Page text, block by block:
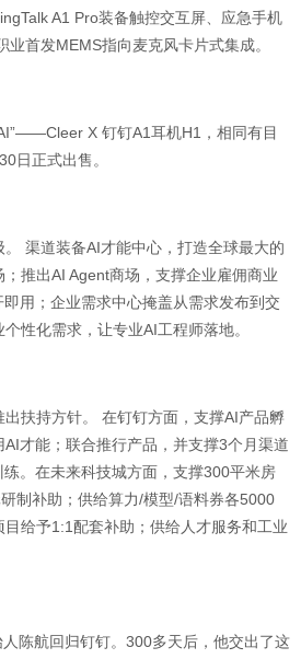
A1 Pro装备触控交互屏、应急手机
首发MEMS指向麦克风卡片式集成。
X 钉钉A1耳机H1，相同有目
日正式出售。
渠道装备AI才能中心，打造全球最大的
推出AI Agent商场，支撑企业雇佣商业
用；企业需求中心掩盖从需求发布到交
性化需求，让专业AI工程师落地。
扶持方针。 在钉钉方面，支撑AI产品孵
才能；联合推行产品，并支撑3个月渠道
。在未来科技城方面，支撑300平米房
制补助；供给算力/模型/语料券各5000
目给予1:1配套补助；供给人才服务和工业
航回归钉钉。300多天后，他交出了这